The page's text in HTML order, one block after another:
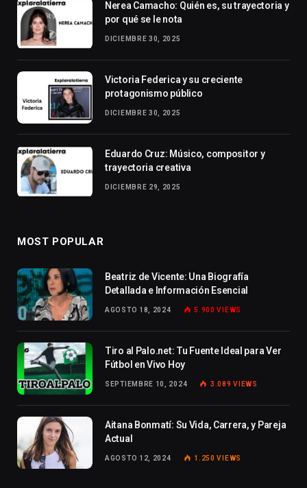
Nerea Camacho: Quién es, su trayectoria y
por qué se le nota
DICIEMBRE 30, 2025
Victoria Federica y su creciente
protagonismo público
DICIEMBRE 30, 2025
Eduardo Cruz: Músico, compositor y
trayectoria creativa
DICIEMBRE 29, 2025
MOST POPULAR
Beatriz de Vicente: Una Biografía
Detallada e Información Esencial
AGOSTO 18, 2024 5.900VIEWS
Tiro al Palo.net: Tu Fuente Ideal para Ver
Fútbol en Vivo Hoy
SEPTIEMBRE 10, 2024 3.089VIEWS
Aitana Bonmatí: Su Vida, Carrera, y Pareja
Actual
AGOSTO 12, 2024 1.250VIEWS